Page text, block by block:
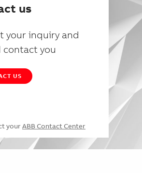
us
your inquiry and
contact you
US
your ABB Contact Center